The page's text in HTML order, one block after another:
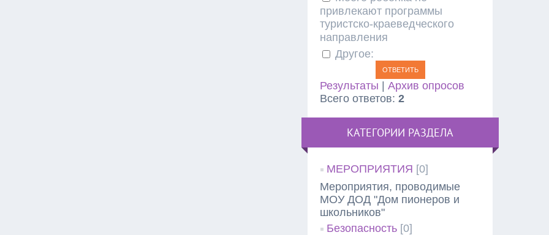
привлекают программы
туристско-краеведческого
направления
Другое:
Результаты |Архив опросов
Всего ответов:2
КАТЕГОРИИ РАЗДЕЛА
МЕРОПРИЯТИЯ [0]
Мероприятия, проводимые
МОУ ДОД "Дом пионеров и
школьников"
Безопасность [0]